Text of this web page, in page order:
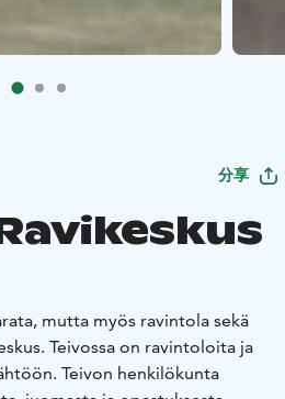
分享
mutta myös ravintola sekä
Teivossa on ravintoloita ja
Teivon henkilökunta